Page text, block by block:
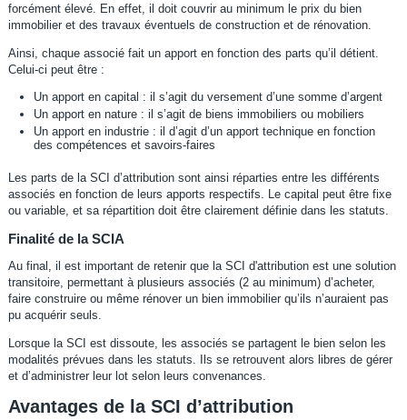
forcément élevé. En effet, il doit couvrir au minimum le prix du bien
immobilier et des travaux éventuels de construction et de rénovation.
Ainsi, chaque associé fait un apport en fonction des parts qu’il détient.
Celui-ci peut être :
Un apport en capital : il s’agit du versement d’une somme d’argent
Un apport en nature : il s’agit de biens immobiliers ou mobiliers
Un apport en industrie : il d’agit d’un apport technique en fonction
des compétences et savoirs-faires
Les parts de la SCI d’attribution sont ainsi réparties entre les différents
associés en fonction de leurs apports respectifs. Le capital peut être fixe
ou variable, et sa répartition doit être clairement définie dans les statuts.
Finalité de la SCIA
Au final, il est important de retenir que la SCI d'attribution est une solution
transitoire, permettant à plusieurs associés (2 au minimum) d’acheter,
faire construire ou même rénover unbien immobilier qu’ils n’auraient pas
pu acquérir seuls.
Lorsque la SCI est dissoute, les associés se partagent le bien selon les
modalités prévues dans les statuts. Ils se retrouvent alors libres de gérer
et d’administrer leur lot selon leurs convenances.
Avantages de la SCI d’attribution